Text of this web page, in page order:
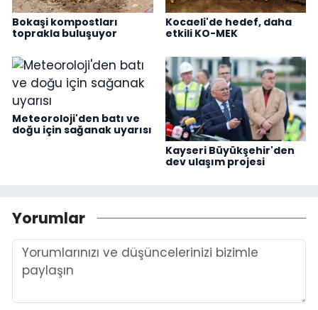
Bokaşi kompostları
toprakla buluşuyor
Kocaeli'de hedef, daha
etkili KO-MEK
Meteoroloji'den batı ve
doğu için sağanak uyarısı
Kayseri Büyükşehir'den
dev ulaşım projesi
Yorumlar